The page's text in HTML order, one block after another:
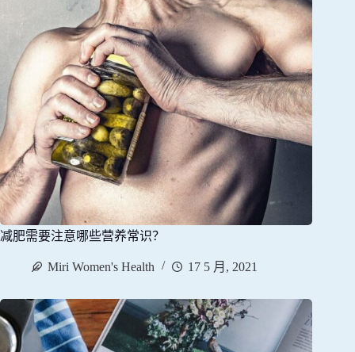
减肥需要注意哪些营养常识？
Miri Women's Health 17 5 月, 2021